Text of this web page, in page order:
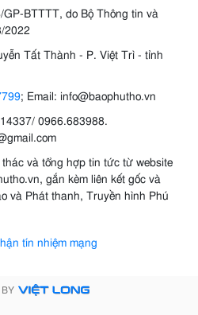
BTTTT, do Bộ Thông tin và
2022
Tất Thành - P. Việt Trì - tỉnh
; Email: info@baophutho.vn
0966.683988.
và tổng hợp tin tức từ website
gắn kèm liên kết gốc và
và Phát thanh, Truyền hình Phú
BY